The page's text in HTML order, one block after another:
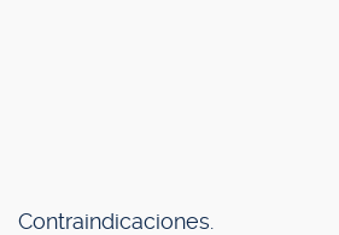
Contraindicaciones.